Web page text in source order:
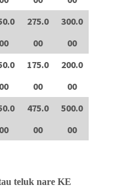
00
275.0
00
300.0
00
00
175.0
00
200.0
00
00
475.0
00
500.0
00
teluk nare KE